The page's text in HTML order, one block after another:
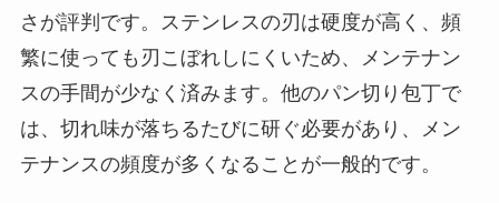
さが評判です。ステンレスの刃は硬度が高く、頻
繁に使っても刃こぼれしにくいため、メンテナン
スの手間が少なく済みます。他のパン切り包丁で
は、切れ味が落ちるたびに研ぐ必要があり、メン
テナンスの頻度が多くなることが一般的です。